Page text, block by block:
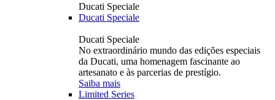
Ducati Speciale
Ducati Speciale
Ducati Speciale
No extraordinário mundo das edições especiais
da Ducati, uma homenagem fascinante ao
artesanato e às parcerias de prestígio.
Saiba mais
Limited Series